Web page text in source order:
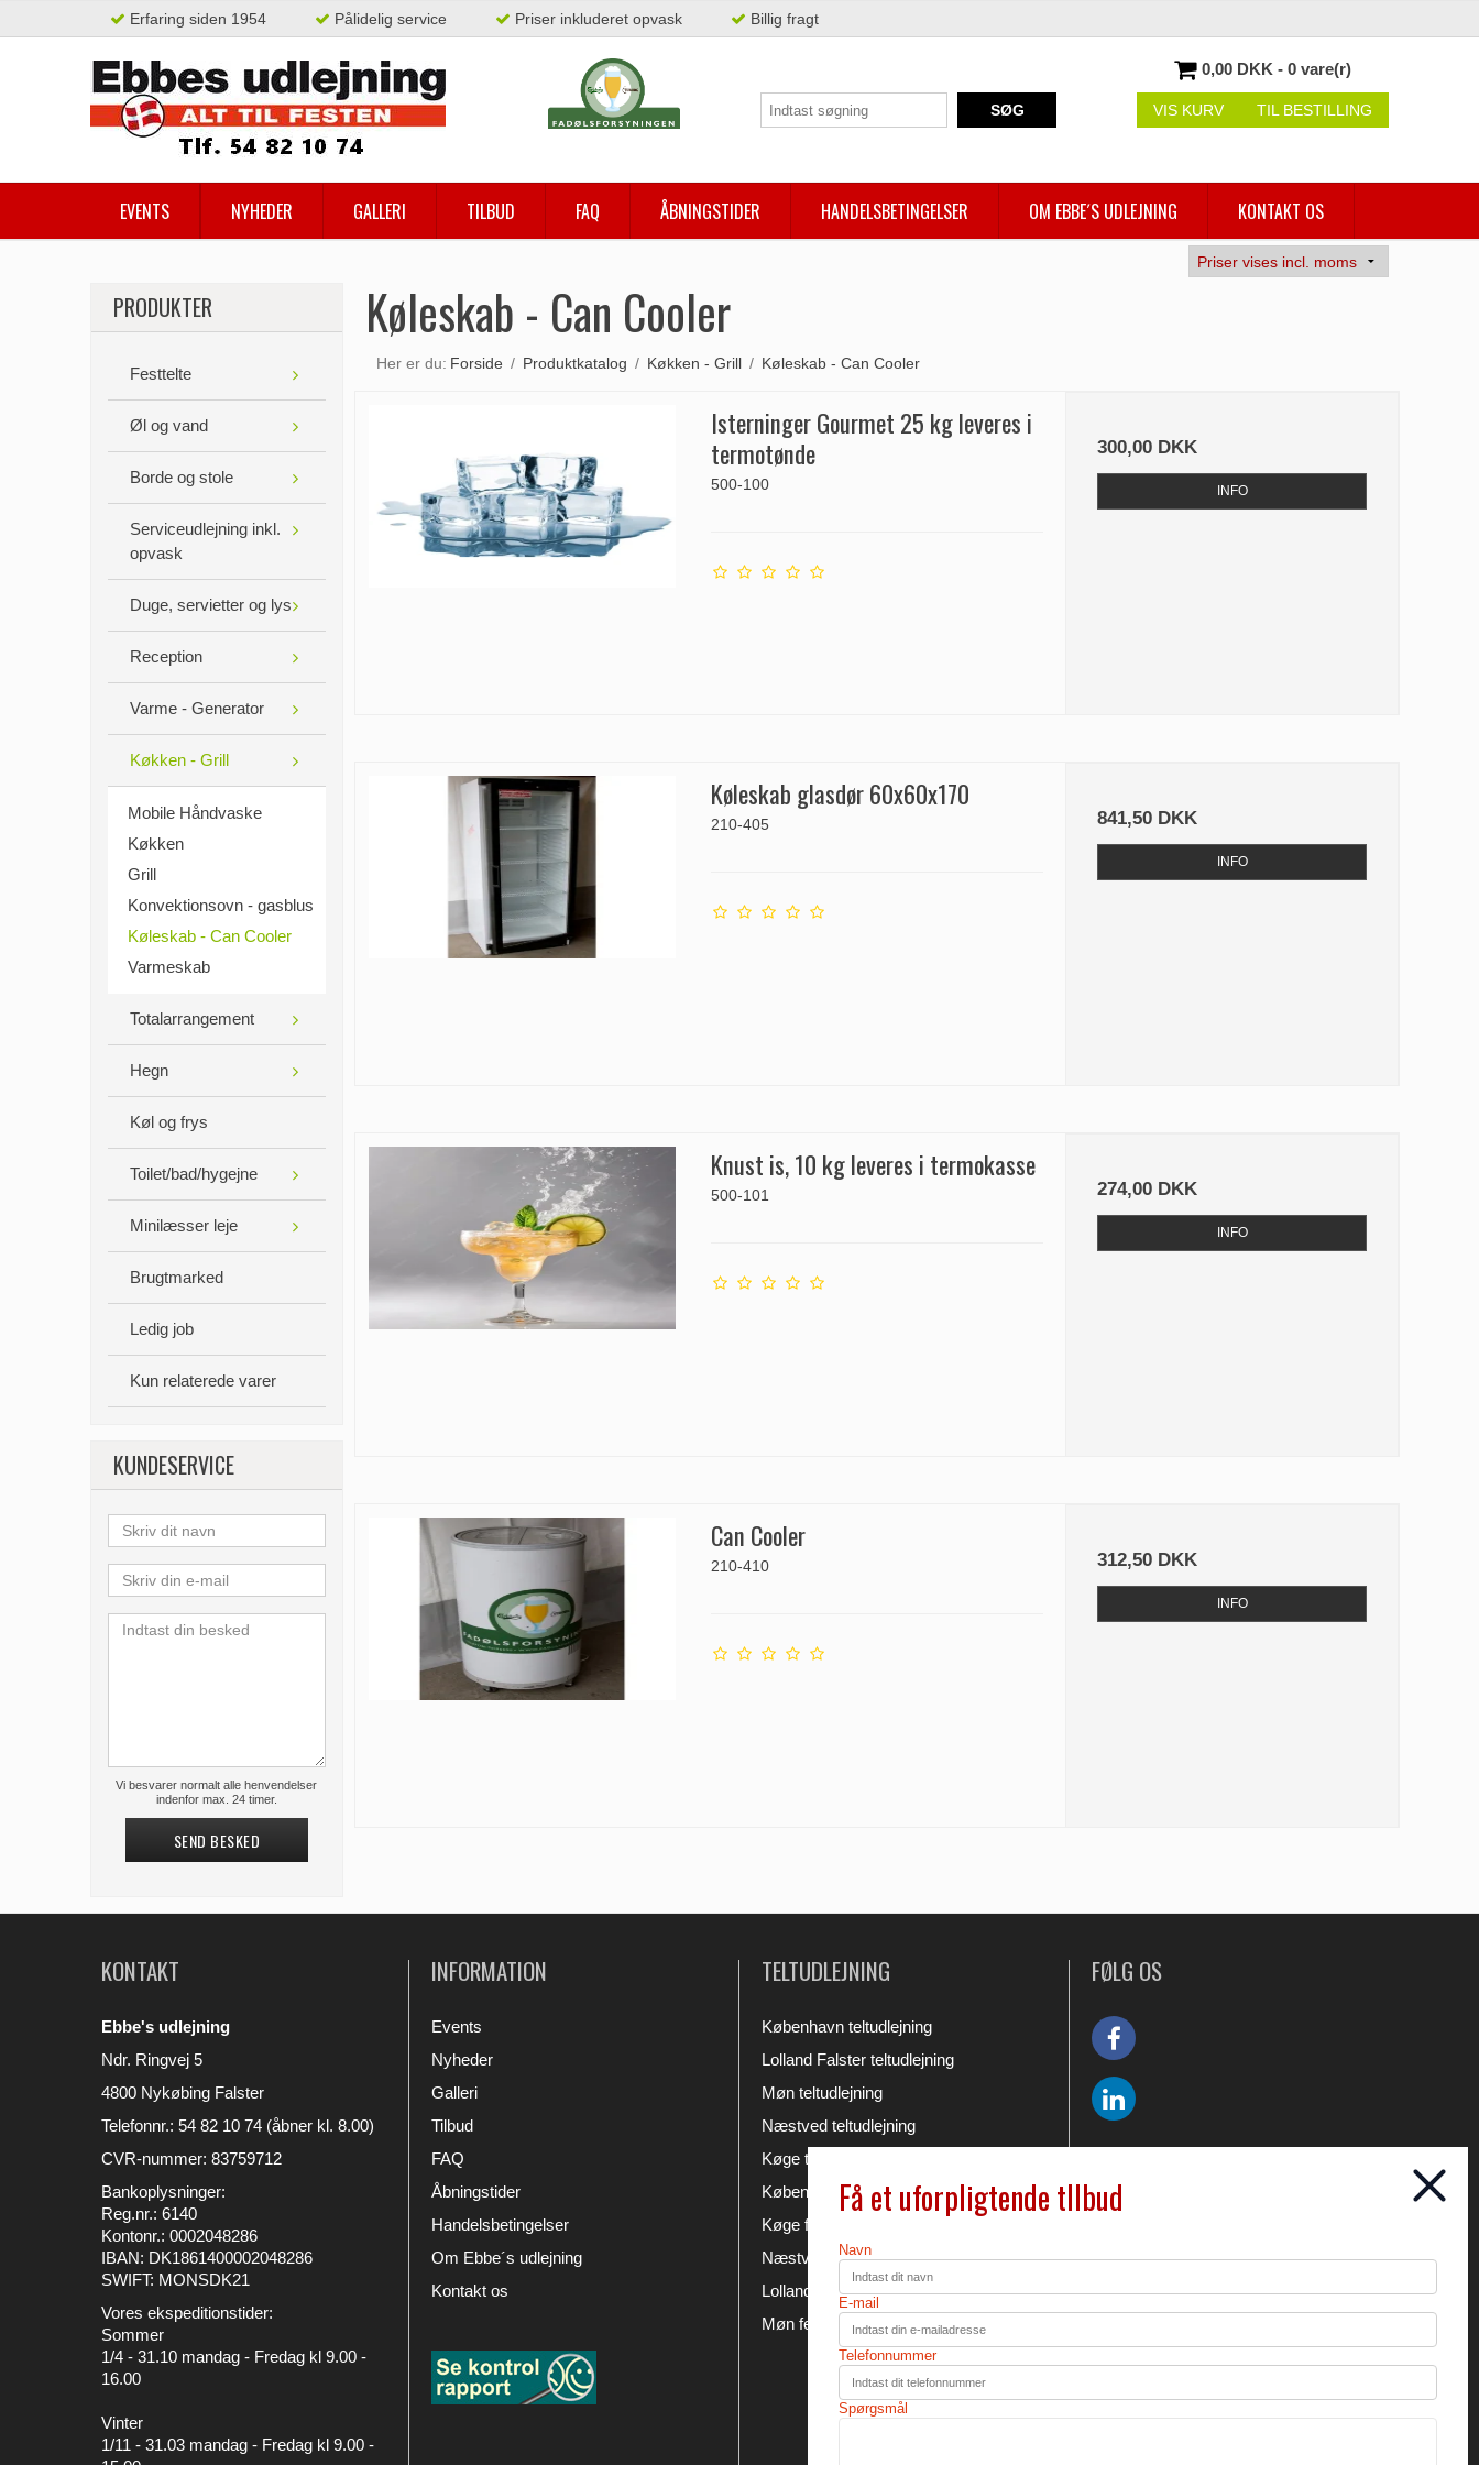
Erfaring siden 1954 Pålidelig service Priser inkluderet opvask Billig fragt
SØG
0,00 DKK - 0 vare(r)
VIS KURV TIL BESTILLING
EVENTS NYHEDER GALLERI TILBUD FAQ ÅBNINGSTIDER HANDELSBETINGELSER OM EBBE´S UDLEJNING KONTAKT OS
PRODUKTER
Festtelte
Øl og vand
Borde og stole
Serviceudlejning inkl.
opvask
Duge, servietter og lys
Reception
Varme - Generator
Køkken - Grill
Mobile Håndvaske
Køkken
Grill
Konvektionsovn - gasblus
Køleskab - Can Cooler
Varmeskab
Totalarrangement
Hegn
Køl og frys
Toilet/bad/hygejne
Minilæsser leje
Brugtmarked
Ledig job
Kun relaterede varer
KUNDESERVICE
Vi besvarer normalt alle henvendelser
indenfor max. 24 timer.
SEND BESKED
Køleskab - Can Cooler
Her er du: Forside / Produktkatalog / Køkken - Grill / Køleskab - Can Cooler
Isterninger Gourmet 25 kg leveres i
termotønde
500-100
300,00 DKK
INFO
Køleskab glasdør 60x60x170
210-405 841,50 DKK
INFO
Knust is, 10 kg leveres i termokasse
500-101 274,00 DKK
INFO
Can Cooler
210-410 312,50 DKK
INFO
KONTAKT
Ebbe's udlejning
Ndr. Ringvej 5
4800 Nykøbing Falster
Telefonnr.: 54 82 10 74 (åbner kl. 8.00)
CVR-nummer: 83759712
Bankoplysninger:
Reg.nr.: 6140
Kontonr.: 0002048286
IBAN: DK1861400002048286
SWIFT: MONSDK21
Vores ekspeditionstider:
Sommer
1/4 - 31.10 mandag - Fredag kl 9.00 -
16.00
Vinter
1/11 - 31.03 mandag - Fredag kl 9.00 -
INFORMATION
Events
Nyheder
Galleri
Tilbud
FAQ
Åbningstider
Handelsbetingelser
Om Ebbe´s udlejning
Kontakt os
TELTUDLEJNING
København teltudlejning
Lolland Falster teltudlejning
Møn teltudlejning
Næstved teltudlejning
Køge teltudlejning
København festudlejning
Køge festudlejning
Næstved festudlejning
Lolland Falster festudlejning
Møn festudlejning
FØLG OS
Få et uforpligtende tllbud
Navn
E-mail
Telefonnummer
Spørgsmål